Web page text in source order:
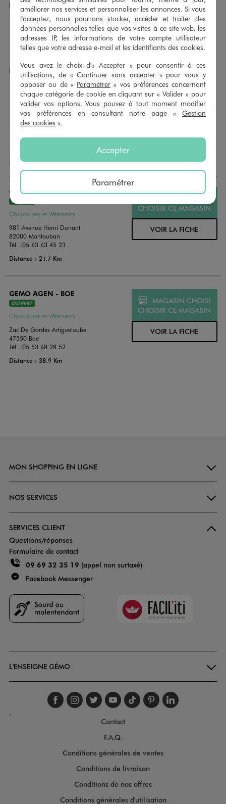
JE PEUX FAIRE RETOUCHER MES ARTICLES
Ourlets, ceintures… vous avez la possibilité de faire
retoucher vos articles textiles dans nos magasins. Les tarifs
sont à votre disposition sur simple demande. Voir
conditions en magasins.
J’AIME FAIRE PLAISIR
Nous vous proposons des cartes cadeaux GÉMO d’un
montant au choix entre 10€ et 150€. Les cartes cadeau
GÉMO sont valables 1 an, utilisables en plusieurs fois, pour
payer vos achats en magasin. Offrez vos cartes cadeau
dans de jolies enveloppes pour toutes les occasions.
NOS AUTRES MAGASINS
GEMO MONTAUBAN
OUVERT
Chaussures et Vêtements
981 Avenue Henri Dunant
82000 Montauban
Tél. :05 63 63 45 23
Distance : 21.7 Km
CHOISIR CE MAGASIN
VOIR LA FICHE
GEMO AGEN - BOE
OUVERT
Chaussures et Vêtements
Zac De Gardes Artigueloube
47550 Boe
Tél. :05 53 68 28 52
Distance : 38.9 Km
MAGASIN CHOISI
CHOISIR CE MAGASIN
VOIR LA FICHE
MON SHOPPING EN LIGNE
NOS SERVICES
SERVICES CLIENT
Questions/réponses
Formulaire de contact
09 69 32 35 19 (appel non surtaxé)
Facebook Messenger
Faciliti
L'ENSEIGNE GÉMO
Suivez-nous sur
Suivez-nous sur
Suivez-nous sur
Suivez-nous
Suivez-nous
Suivez-
.
Contact
F.A.Q.
Conditions générales de ventes
Conditions de livraison
Conditions de nos offres
Conditions générales d'utilisation
améliorer nos services et personnaliser les annonces. Si vous
l'acceptez, nous pourrons stocker, accéder et traiter des
données personnelles telles que vos visites à ce site web, les
adresses IP, les informations de votre compte utilisateur
telles que votre adresse e-mail et les identifiants des cookies.
Vous avez le choix d'« Accepter » pour consentir à ces
utilisations, de « Continuer sans accepter » pour vous y
opposer ou de « Paramétrer » vos préférences concernant
chaque catégorie de cookie en cliquant sur « Valider » pour
valider vos options. Vous pouvez à tout moment modifier
vos préférences en consultant notre page « Gestion
des cookies ».
Accepter
Paramétrer